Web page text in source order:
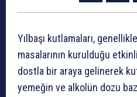
Yılbaşı kutlamaları,
masalarının kurulduğu
dostla bir araya gelinerek
yemeğin ve alkolün dozu